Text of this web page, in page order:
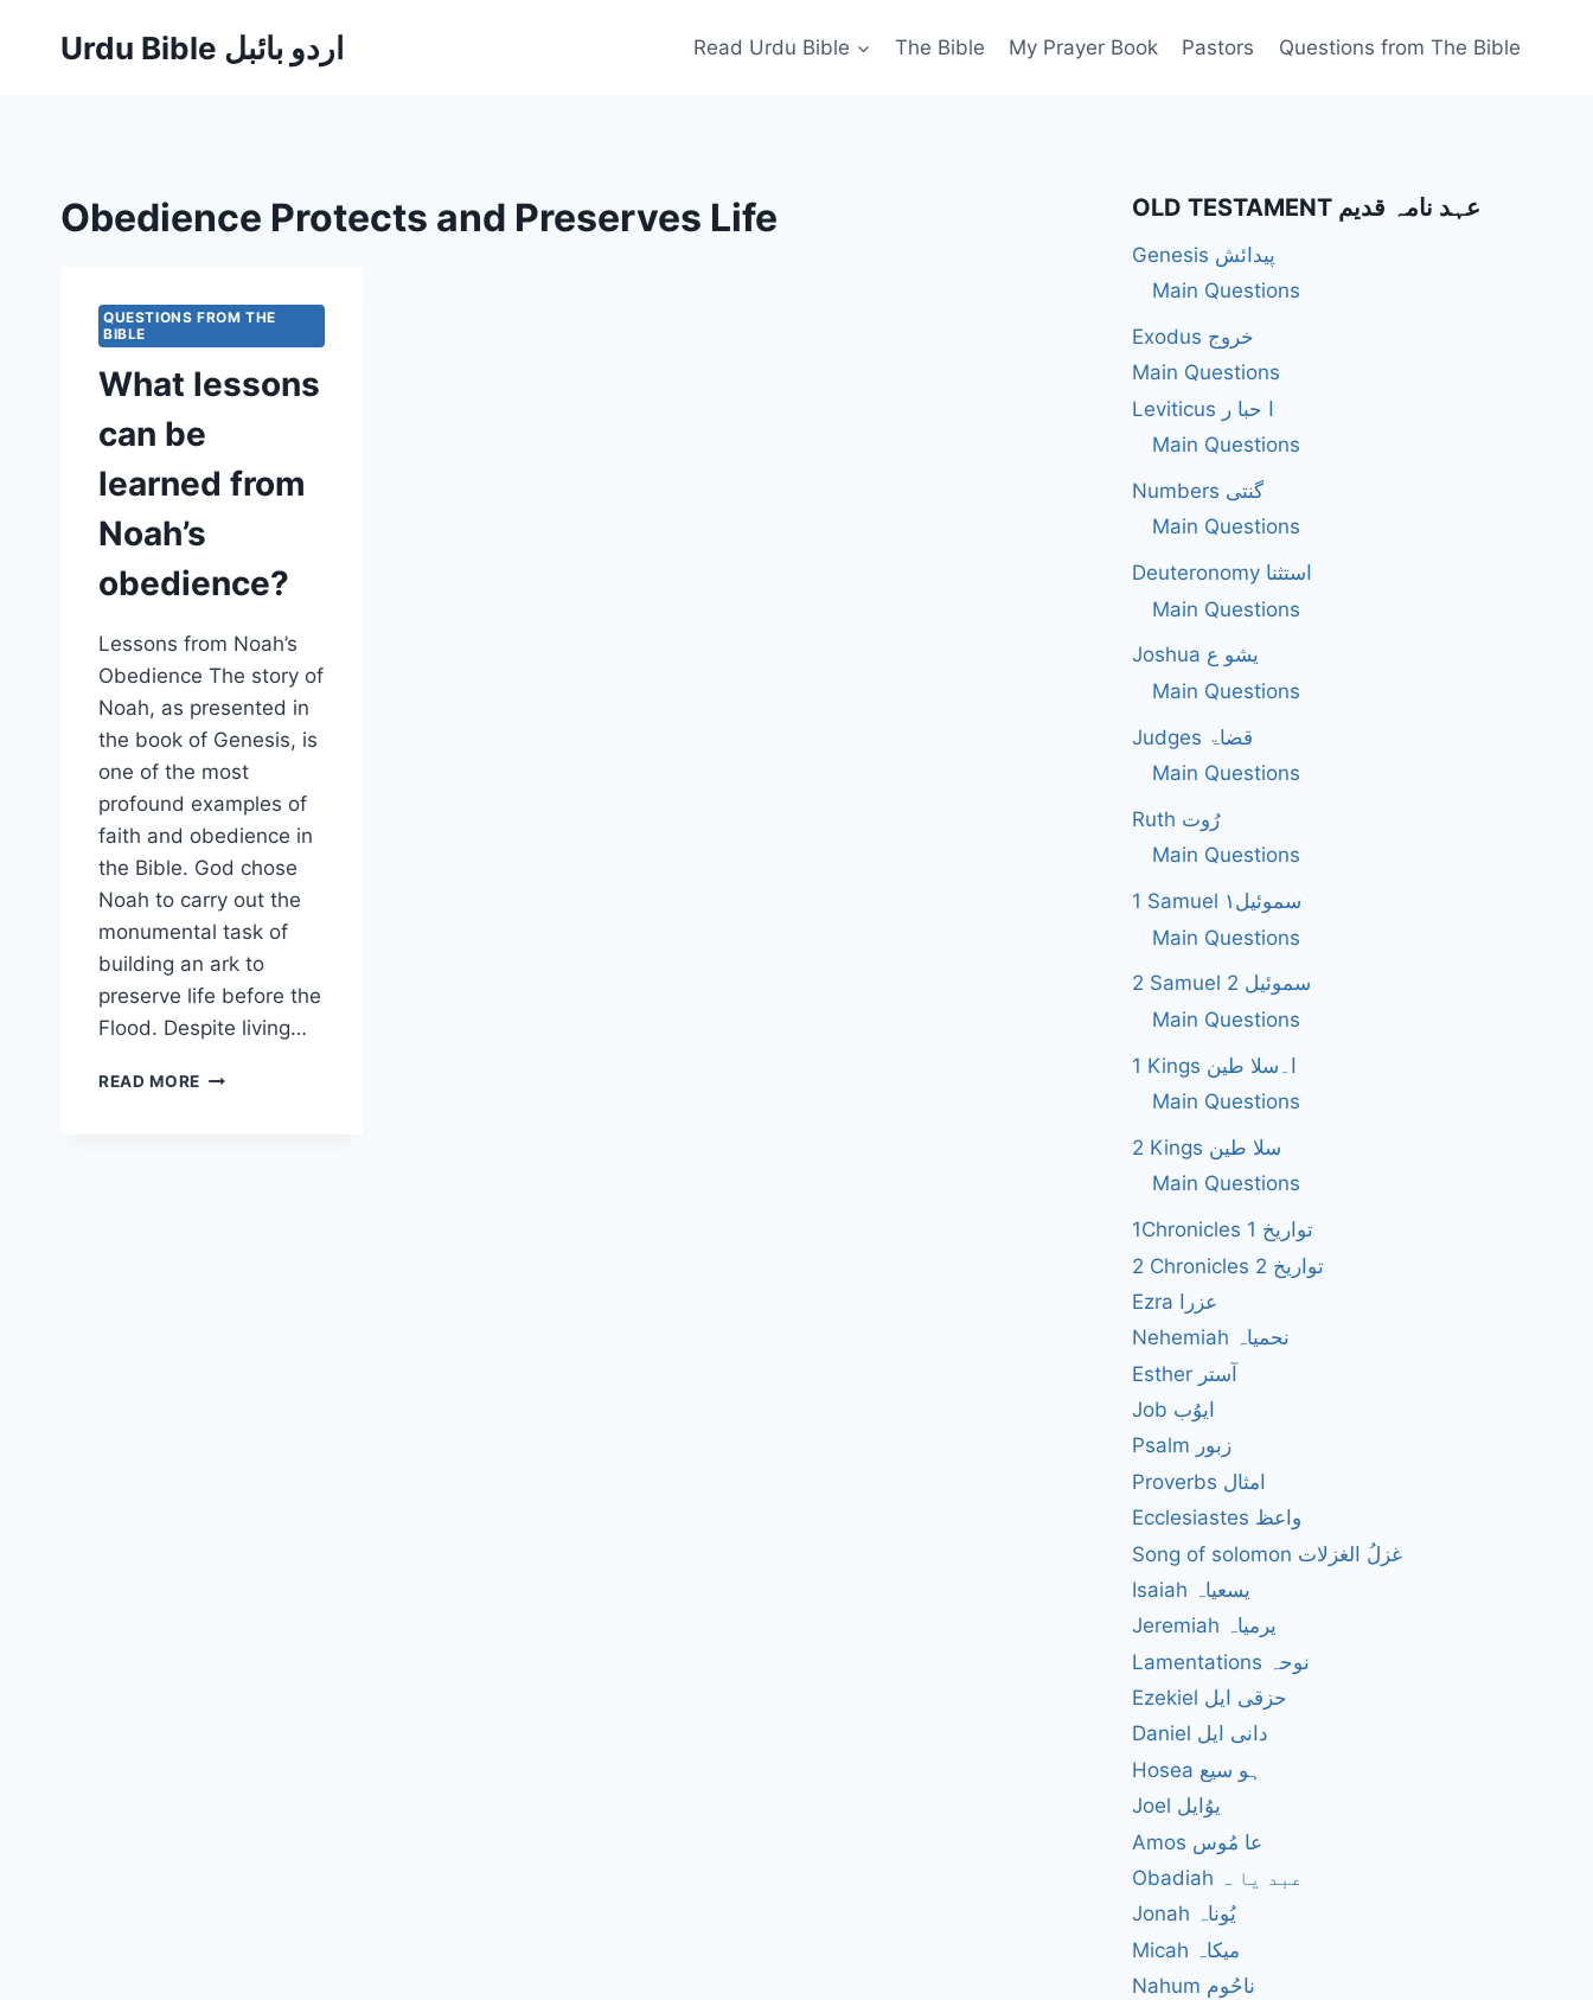
Urdu Bible اردو بائبل Read Urdu Bible The Bible My Prayer Book Pastors Questions from The Bible
Obedience Protects and Preserves Life
QUESTIONS FROM THE
BIBLE
What lessons
can be
learned from
Noah’s
obedience?
Lessons from Noah’s
Obedience The story of
Noah, as presented in
the book of Genesis, is
one of the most
profound examples of
faith and obedience in
the Bible. God chose
Noah to carry out the
monumental task of
building an ark to
preserve life before the
Flood. Despite living…
READ MORE WHAT
OLD TESTAMENT عہد نامہ قدیم
Genesis پیدائش
Main Questions
Exodus خروج
Main Questions
Leviticus ا حبا ر
Main Questions
Numbers گنتی
Main Questions
Deuteronomy استثنا
Main Questions
Joshua یشو ع
Main Questions
Judges قضاۃ
Main Questions
Ruth رُوت
Main Questions
1 Samuel سموئیل۱
Main Questions
2 Samuel 2 سموئیل
Main Questions
1 Kings ا۔سلا طین
Main Questions
2 Kings سلا طین
Main Questions
1Chronicles 1 تواریخ
2 Chronicles 2 تواریخ
Ezra عزرا
Nehemiah نحمیاہ
Esther آستر
Job ایوُب
Psalm زبور
Proverbs امثال
Ecclesiastes واعظ
Song of solomon غزلُ الغزلات
Isaiah یسعیاہ
Jeremiah یرمیاہ
Lamentations نوحہ
Ezekiel حزقی ایل
Daniel دانی ایل
Hosea ہو سیع
Joel یوُایل
Amos عا مُوس
Obadiah عبد یا ہ
Jonah یُوناہ
Micah میکاہ
Nahum ناحُوم